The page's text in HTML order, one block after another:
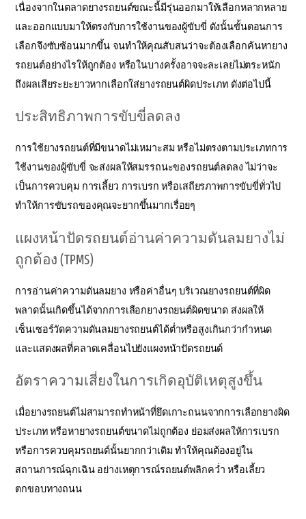
เนื่องจากในตลาดยางรถยนต์ขณะนี้มีรุ่นออกมาให้เลือกหลากหลาย
และออกแบบมาให้ตรงกับการใช้งานของผู้ขับขี่ ดังนั้นขั้นตอนการ
เลือกจึงซับซ้อนมากขึ้น จนทำให้คุณสับสนว่าจะต้องเลือกค้นหายาง
รถยนต์อย่างไรให้ถูกต้อง หรือในบางครั้งอาจจะละเลยไม่ตระหนัก
ถึงผลเสียระยะยาวหากเลือกใส่ยางรถยนต์ผิดประเภท ดังต่อไปนี้
ประสิทธิภาพการขับขี่ลดลง
การใช้ยางรถยนต์ที่มีขนาดไม่เหมาะสม หรือไม่ตรงตามประเภทการ
ใช้งานของผู้ขับขี่ จะส่งผลให้สมรรถนะของรถยนต์ลดลง ไม่ว่าจะ
เป็นการควบคุม การเลี้ยว การเบรก หรือเสถียรภาพการขับขี่ทั่วไป
ทำให้การขับรถของคุณจะยากขึ้นมากเรื่อยๆ
แผงหน้าปัดรถยนต์อ่านค่าความดันลมยางไม่
ถูกต้อง (TPMS)
การอ่านค่าความดันลมยาง หรือค่าอื่นๆ บริเวณยางรถยนต์ที่ผิด
พลาดนั้นเกิดขึ้นได้จากการเลือกยางรถยนต์ผิดขนาด ส่งผลให้
เซ็นเซอร์วัดความดันลมยางรถยนต์ได้ต่ำหรือสูงเกินกว่ากำหนด
และแสดงผลที่คลาดเคลื่อนไปยังแผงหน้าปัดรถยนต์
อัตราความเสี่ยงในการเกิดอุบัติเหตุสูงขึ้น
เมื่อยางรถยนต์ไม่สามารถทำหน้าที่ยึดเกาะถนนจากการเลือกยางผิด
ประเภท หรือหายางรถยนต์ขนาดไม่ถูกต้อง ย่อมส่งผลให้การเบรก
หรือการควบคุมรถยนต์นั้นยากกว่าเดิม ทำให้คุณต้องอยู่ใน
สถานการณ์ฉุกเฉิน อย่างเหตุการณ์รถยนต์พลิกคว่ำ หรือเลี้ยว
ตกขอบทางถนน